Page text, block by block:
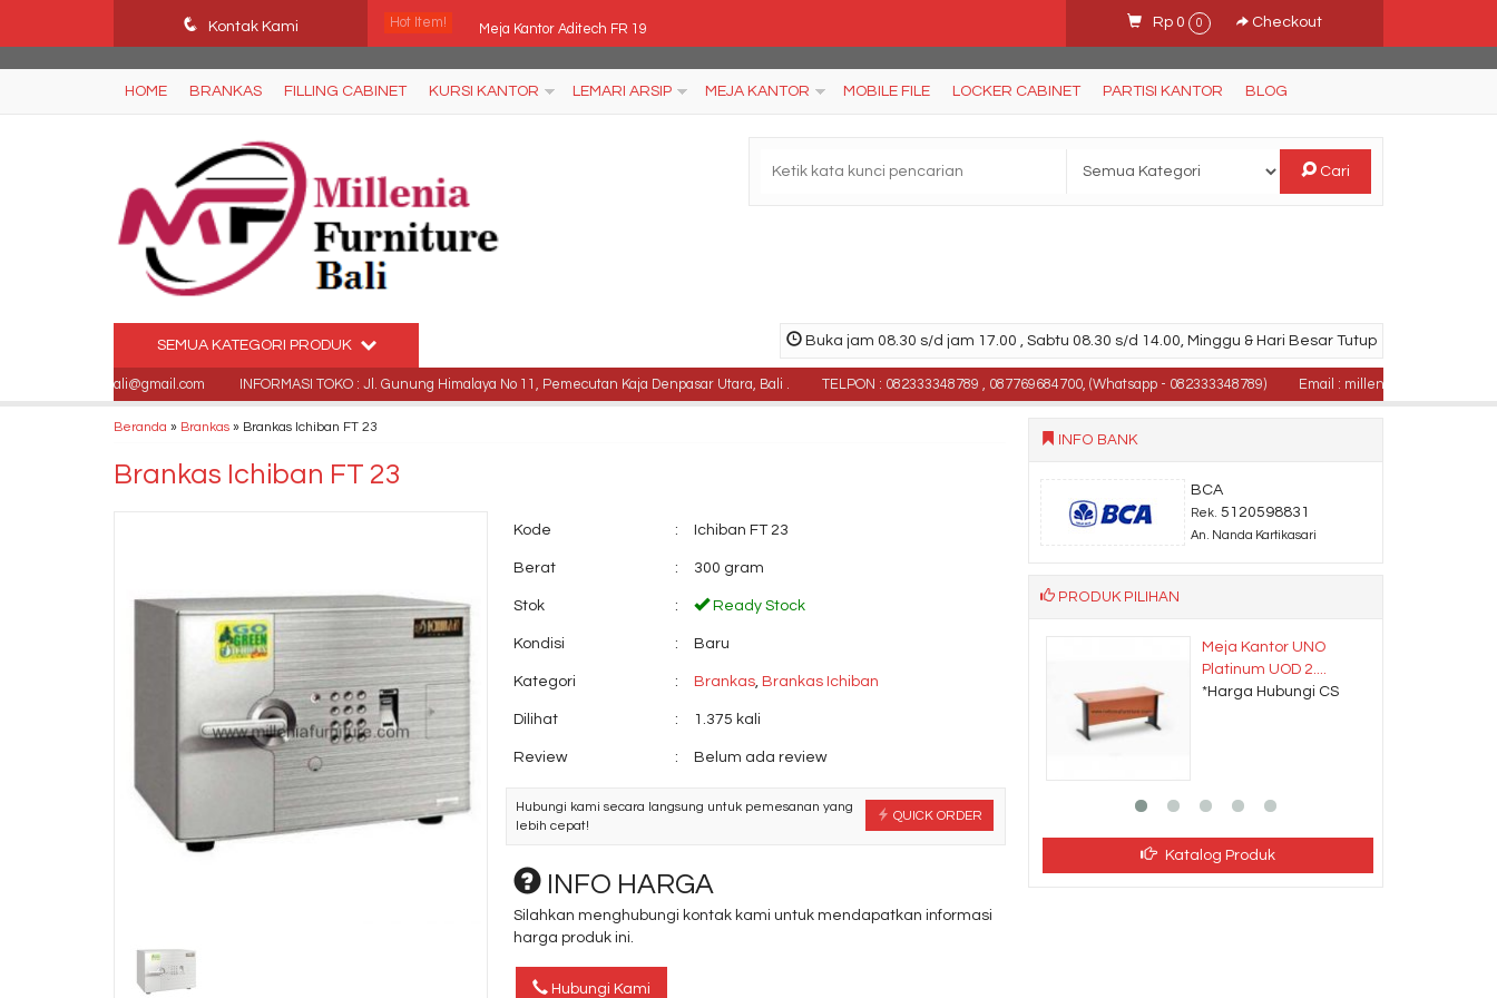
Ffn26mCseQzwzJTw3smpNE8Nti1cAw6hYZWaSDjvoqs
q Kontak Kami Hot Item! Meja Kantor Aditech FR 19
Spring Bed Comforta Teenager Plus
Jual Kursi Kantor Rakuda KP 326 T
Rp 0 0 Checkout
HOME BRANKAS FILLING CABINET KURSI KANTOR LEMARI ARSIP MEJA KANTOR MOBILE FILE LOCKER CABINET PARTISI KANTOR BLOG
Cari
Buka jam 08.30 s/d jam 17.00 , Sabtu 08.30 s/d 14.00, Minggu & Hari Besar Tutup
SEMUA KATEGORI PRODUK
INFORMASI TOKO : Jl. Gunung Himalaya No 11, Pemecutan Kaja Denpasar Utara, Bali . TELPON : 082333348789 , 087769684700, (Whatsapp - 082333348789) Email :
Beranda » Brankas » Brankas Ichiban FT 23
Brankas Ichiban FT 23
Kode : Ichiban FT 23
Berat : 300 gram
Stok : Ready Stock
Kondisi : Baru
Kategori : Brankas Brankas Ichiban
Dilihat : 1.375 kali
Review : Belum ada review
QUICK ORDER
Hubungi kami secara langsung untuk pemesanan yang
lebih cepat!
INFO HARGA
Silahkan menghubungi kontak kami untuk mendapatkan informasi
harga produk ini.
Hubungi Kami
INFO BANK
BCA
Rek. 5120598831
An. Nanda Kartikasari
PRODUK PILIHAN
Meja Kantor UNO
Platinum UOD 2....
*Harga Hubungi CS
Katalog Produk